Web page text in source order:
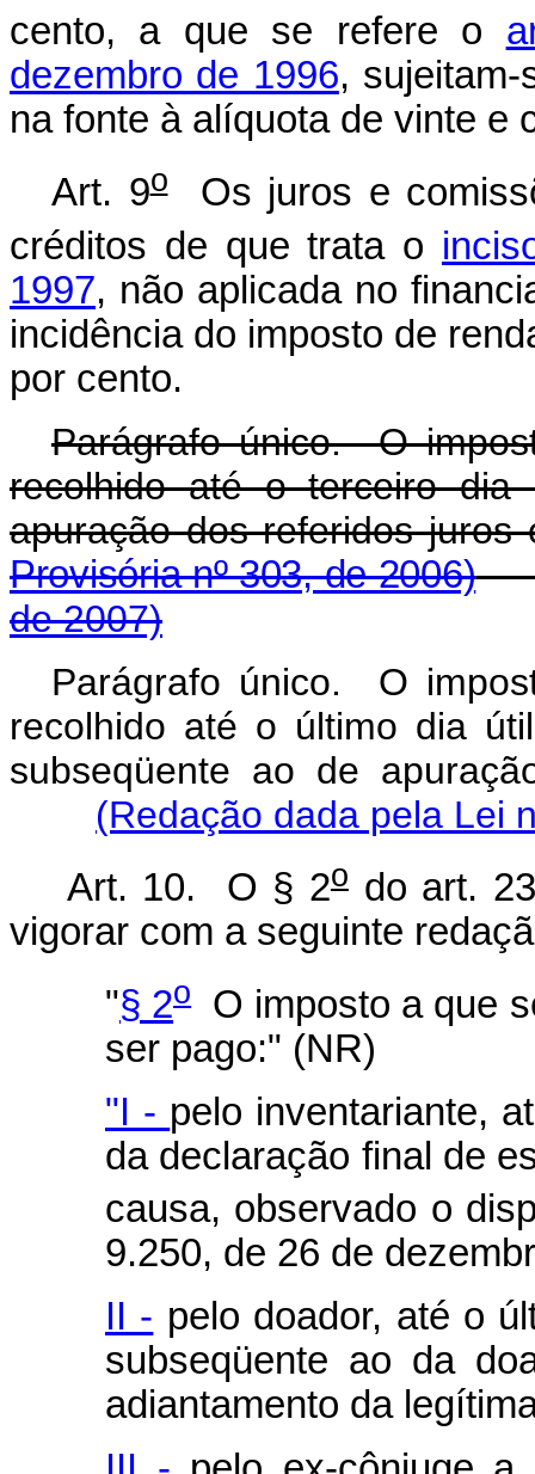
cento, a que se refere o
dezembro de 1996,
na fonte à alíquota de vinte e
Art. 9oOs juros e
créditos de que trata o
1997, não aplicada no
incidência do imposto de
por cento.
Parágrafo único. O
recolhido até o terceiro
apuração dos referidos juros
Provisória nº 303, de 2006)
de 2007)
Parágrafo único. O
recolhido até o último dia
subseqüente ao de
(Redação dada pela Lei
Art. 10. O § 2odo art.
vigorar com a seguinte
"§ 2oO imposto a que
ser pago:" (NR)
"I - pelo inventariante,
da declaração final de
causa, observado o
9.250, de 26 de
II - pelo doador, até o
subseqüente ao da
adiantamento da